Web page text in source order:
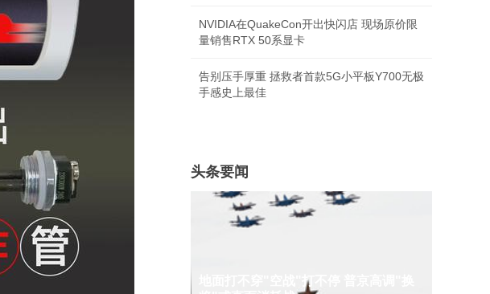
NVIDIA在QuakeCon开出快闪店 现场原价限
量销售RTX 50系显卡
告别压手厚重 拯救者首款5G小平板Y700无极
手感史上最佳
头条要闻
地面打不穿"空战"打不停 普京高调"换